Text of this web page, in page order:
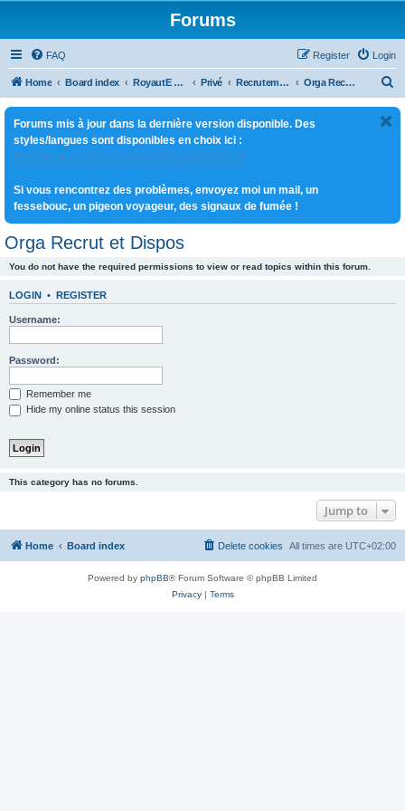
Forums
FAQ Login
Register
Home Board index RoyautE WoW Privé Recrutement Orga Recrut et Dispos
Forums mis à jour dans la dernière version disponible. Des
styles/langues sont disponibles en choix ici :
http://www.royaute.com/forum/ucp.php?i=180
Si vous rencontrez des problèmes, envoyez moi un mail, un
fessebouc, un pigeon voyageur, des signaux de fumée !
Orga Recrut et Dispos
You do not have the required permissions to view or read topics within this forum.
LOGIN • REGISTER
Username:
Password:
Remember me
Hide my online status this session
This category has no forums.
Jump to
Home Board index All times are UTC+02:00
Delete cookies
Powered by phpBB® Forum Software © phpBB Limited
Privacy| Terms